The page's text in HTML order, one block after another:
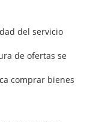
del servicio
de ofertas se
comprar bienes